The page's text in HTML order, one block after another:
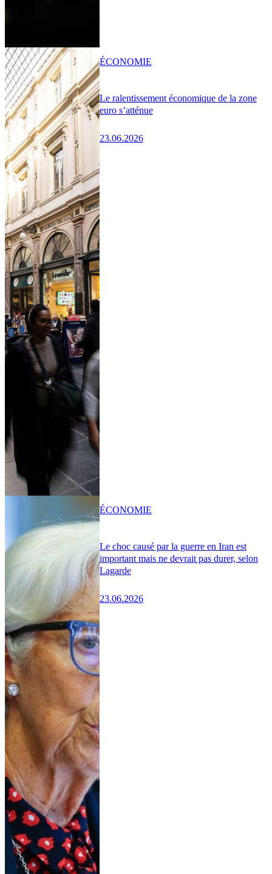
Le ralentissement économique de la zone
euro s’atténue
23.06.2026
ÉCONOMIE
Le choc causé par la guerre en Iran est
important mais ne devrait pas durer, selon
Lagarde
23.06.2026
ÉCONOMIE